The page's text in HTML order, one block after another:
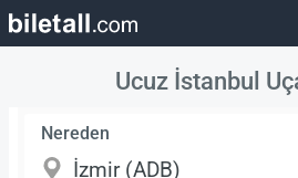
Ucuz İstanbul
Nereden